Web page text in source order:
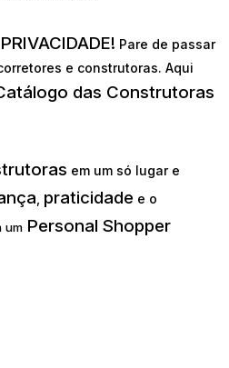
PRIVACIDADE! Pare de passar
e construtoras. Aqui
das Construtoras
em um só lugar e
praticidade e o
um Personal Shopper